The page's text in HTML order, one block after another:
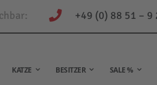
+49 (0) 88 51 – 9
KATZE BESITZER SALE %